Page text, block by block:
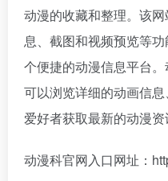
动漫的收藏和整理。该
息、截图和视频预览等
个便捷的动漫信息平台
可以浏览详细的动画信
爱好者获取最新的动漫资
动漫科官网入口网址：